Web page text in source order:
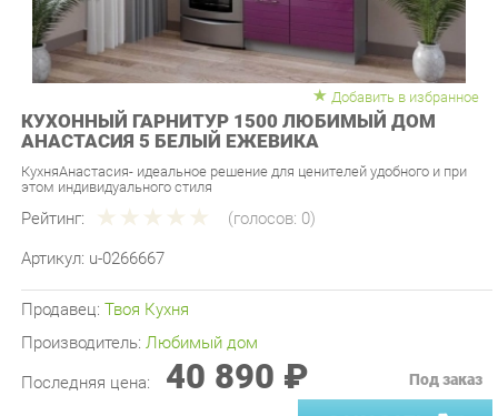
Добавить в избранное
КУХОННЫЙ ГАРНИТУР 1500 ЛЮБИМЫЙ ДОМ
АНАСТАСИЯ 5 БЕЛЫЙ ЕЖЕВИКА
КухняАнастасия- идеальное решение для ценителей удобного и при
Рейтинг:
Артикул: u-0266667
Производитель: Любимый дом
Последняя цена: 40 890 ₽
- ЗАКАЗАТЬ